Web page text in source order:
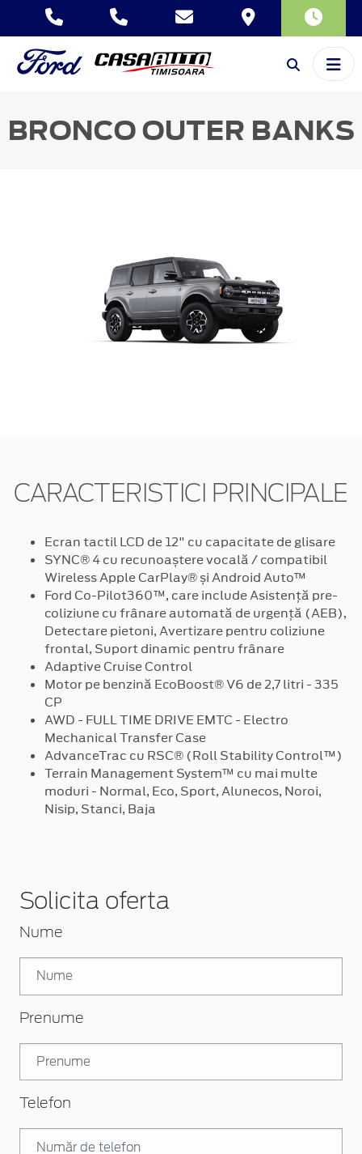
BRONCOOUTER BANKS
CARACTERISTICI PRINCIPALE
Ecran tactil LCD de 12" cu capacitate de glisare
SYNC® 4 cu recunoaștere vocală / compatibil
Wireless Apple CarPlay® și Android Auto™
Ford Co-Pilot360™, care include Asistență pre-
coliziune cu frânare automată de urgență (AEB),
Detectare pietoni, Avertizare pentru coliziune
frontal, Suport dinamic pentru frânare
Adaptive Cruise Control
Motor pe benzină EcoBoost® V6 de 2,7 litri - 335
CP
AWD - FULL TIME DRIVE EMTC - Electro
Mechanical Transfer Case
AdvanceTrac cu RSC® (Roll Stability Control™)
Terrain Management System™ cu mai multe
moduri - Normal, Eco, Sport, Alunecos, Noroi,
Nisip, Stanci, Baja
Solicita oferta
Nume
Prenume
Telefon